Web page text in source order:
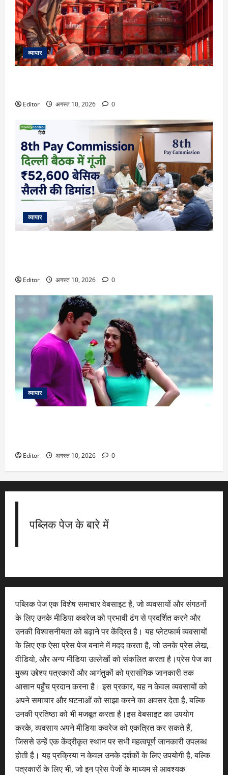
व्यापार
Editor अगस्त 10, 2026 0
व्यापार
Editor अगस्त 10, 2026 0
व्यापार
Editor अगस्त 10, 2026 0
पब्लिक पेज के बारे में
पब्लिक पेज एक विशेष समाचार वेबसाइट है, जो व्यवसायों और संगठनों
के लिए उनके मीडिया कवरेज को प्रभावी ढंग से प्रदर्शित करने और
उनकी विश्वसनीयता को बढ़ाने पर केंद्रित है। यह प्लेटफार्म व्यवसायों
के लिए एक ऐसा प्रेस पेज बनाने में मदद करता है, जो उनके प्रेस लेख,
वीडियो, और अन्य मीडिया उल्लेखों को संकलित करता है।प्रेस पेज का
मुख्य उद्देश्य पत्रकारों और आगंतुकों को प्रासंगिक जानकारी तक
आसान पहुँच प्रदान करना है। इस प्रकार, यह न केवल व्यवसायों को
अपने समाचार और घटनाओं को साझा करने का अवसर देता है, बल्कि
उनकी प्रतिष्ठा को भी मजबूत करता है।इस वेबसाइट का उपयोग
करके, व्यवसाय अपने मीडिया कवरेज को एकत्रित कर सकते हैं,
जिससे उन्हें एक केंद्रीकृत स्थान पर सभी महत्वपूर्ण जानकारी उपलब्ध
होती है। यह प्रक्रिया न केवल उनके दर्शकों के लिए उपयोगी है, बल्कि
पत्रकारों के लिए भी, जो इन प्रेस पेजों के माध्यम से आवश्यक